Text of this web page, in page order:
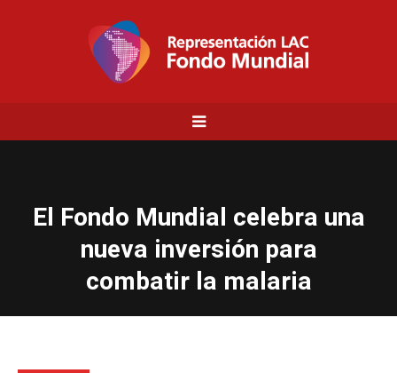
El Fondo Mundial celebra una
nueva inversión para
combatir la malaria